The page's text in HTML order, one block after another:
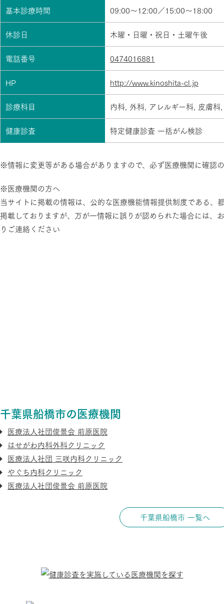
基本診療時間
09:00〜12:00／15:00〜18:00
休診日
木曜・日曜・祝日・土曜午後
電話番号
0474016881
HP
http://www.kinoshita-cl.jp
診療科目
内科, 外科, アレルギー科, 皮膚科
健康診査
特定健康診査 一括がん検診
※情報に変更等がある場合がありますので、必ず医療機関に確認
※医療機関の方へ
当サイトに掲載の情報は、公的な医療機能情報提供制度である、
掲載しておりますが、万が一情報に誤りが認められた場合には、
りご連絡ください
千葉県船橋市の医療機関
医療法人社団俊景会 前原医院
はせがわ内科外科クリニック
医療法人社団 三咲内科クリニック
やぐち内科クリニック
医療法人社団俊景会 前原医院
千葉県船橋市 一覧へ